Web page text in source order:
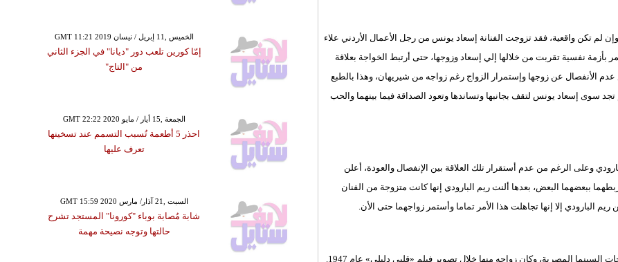
لم تكن واقعية، فقد تزوجت الفنانة إسعاد يونس من رجل الأعمال الأردني علاء
بأزمة نفسية تقربت من خلالها إلي إسعاد وزوجها، حتى أرتبط الخواجة بعلاقة
الأنفصال عن زوجها وإستمرار الزواج رغم زواجه من شيريهان، وهذا بالطبع
سوى إسعاد يونس لتقف بجانبها وتساندها وتعود الصداقة فيما بينهما والحب
وعلى الرغم من عدم أستقرار تلك العلاقة بين الإنفصال والعودة، أعلن
ببعضهما البعض، بعدها ألنت ريم البارودي إنها كانت متزوجة من الفنان
إلا إنها تجاهلت هذا الأمر تماما وأستمر زواجهما حتى الأن.
المصرية، وكان زواجه منها خلال تصوير فيلم «قلبي دليلي» عام 1947.
GMT 11:21 2019 الخميس ,11 إبريل / نيسان
إمّا كورين تلعب دور "ديانا" في الجزء الثاني
من "التاج"
GMT 22:22 2020 الجمعة ,15 أيار / مايو
احذر 5 أطعمة تُسبب التسمم عند تسخينها
تعرف عليها
GMT 15:59 2020 السبت ,21 آذار/ مارس
شابة مُصابة بوباء "كورونا" المستجد تشرح
حالتها وتوجه نصيحة مهمة